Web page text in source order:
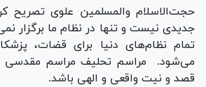
حجت‌الاسلام والمسلمین علوی تصریح
جدیدی نیست و تنها در نظام ما برگزار
تمام نظام‌های دنیا برای قضات،
می‌شود. مراسم تحلیف مراسم مقدسی
قصد و نیت واقعی و الهی باشد.